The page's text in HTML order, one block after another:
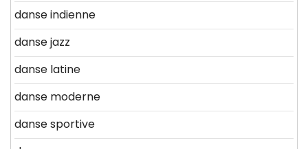
danse indienne
danse jazz
danse latine
danse moderne
danse sportive